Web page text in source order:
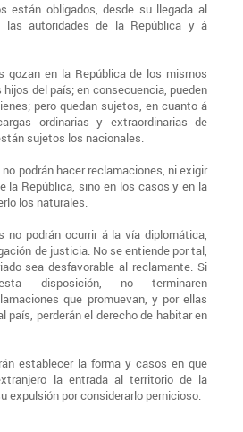
están obligados, desde su llegada al
las autoridades de la República y á
gozan en la República de los mismos
del país; en consecuencia, pueden
pero quedan sujetos, en cuanto á
ordinarias y extraordinarias de
sujetos los nacionales.
podrán hacer reclamaciones, ni exigir
la República, sino en los casos y en la
los naturales.
no podrán ocurrir á la vía diplomática,
de justicia. No se entiende por tal,
sea desfavorable al reclamante. Si
disposición, no terminaren
que promuevan, y por ellas
país, perderán el derecho de habitar en
establecer la forma y casos en que
la entrada al territorio de la
expulsión por considerarlo pernicioso.